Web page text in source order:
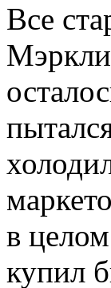
Все
в
купил